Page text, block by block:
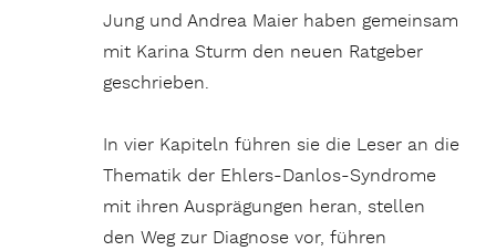
Jung und Andrea Maier haben gemeinsam
mit Karina Sturm den neuen Ratgeber
geschrieben.
In vier Kapiteln führen sie die Leser an die
Thematik der Ehlers-Danlos-Syndrome
mit ihren Ausprägungen heran, stellen
den Weg zur Diagnose vor, führen